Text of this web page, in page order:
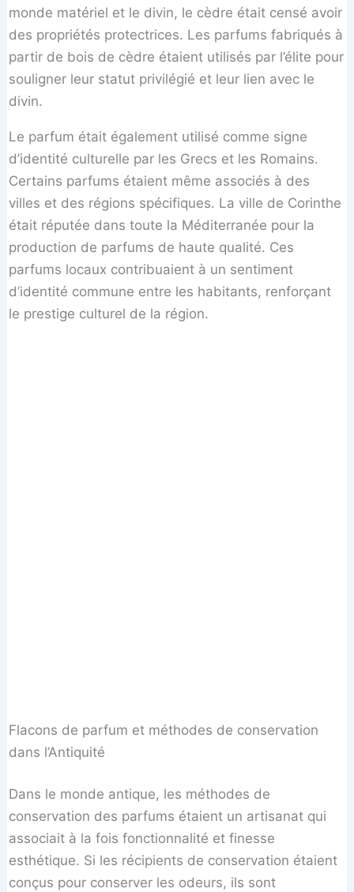
monde matériel et le divin, le cèdre était censé avoir
des propriétés protectrices. Les parfums fabriqués à
partir de bois de cèdre étaient utilisés par l’élite pour
souligner leur statut privilégié et leur lien avec le
divin.
Le parfum était également utilisé comme signe
d’identité culturelle par les Grecs et les Romains.
Certains parfums étaient même associés à des
villes et des régions spécifiques. La ville de Corinthe
était réputée dans toute la Méditerranée pour la
production de parfums de haute qualité. Ces
parfums locaux contribuaient à un sentiment
d’identité commune entre les habitants, renforçant
le prestige culturel de la région.
Flacons de parfum et méthodes de conservation
dans l’Antiquité
Dans le monde antique, les méthodes de
conservation des parfums étaient un artisanat qui
associait à la fois fonctionnalité et finesse
esthétique. Si les récipients de conservation étaient
conçus pour conserver les odeurs, ils sont